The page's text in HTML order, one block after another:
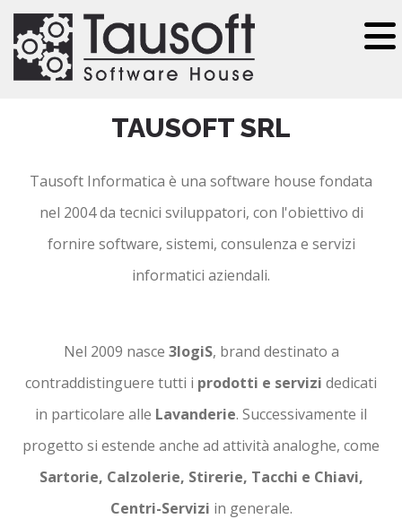
Salta al contenuto principale
TAUSOFT SRL
Tausoft Informatica è una software house fondata
nel 2004 da tecnici sviluppatori, con l'obiettivo di
fornire software, sistemi, consulenza e servizi
informatici aziendali.
Nel 2009 nasce 3logiS, brand destinato a
contraddistinguere tutti i prodotti e servizi dedicati
in particolare alle Lavanderie. Successivamente il
progetto si estende anche ad attività analoghe, come
Sartorie, Calzolerie, Stirerie, Tacchi e Chiavi,
Centri-Servizi in generale.